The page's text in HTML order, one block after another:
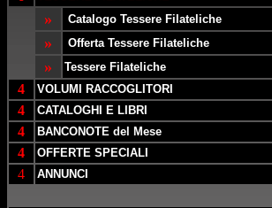
» Catalogo Tessere Filateliche
» Offerta Tessere Filateliche
» Tessere Filateliche
4 VOLUMI RACCOGLITORI
4 CATALOGHI E LIBRI
4 BANCONOTE del Mese
4 OFFERTE SPECIALI
4 ANNUNCI